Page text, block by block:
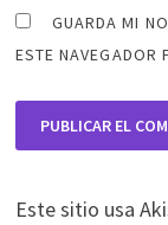
GUARDA MI
ESTE NAVEGADOR
Este sitio usa